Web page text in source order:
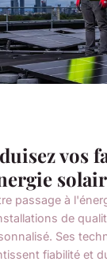
vos
passage à
de
Ses
fiabilité et